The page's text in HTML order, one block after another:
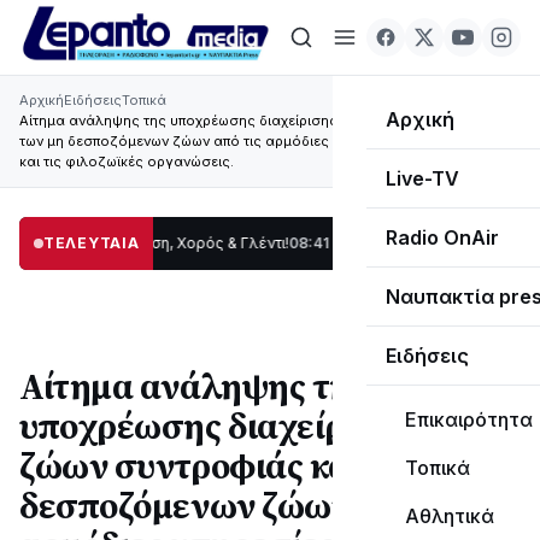
Αρχική
Live-TV
Radio OnAir
Ναυπακτία
Ειδήσεις
Επικαιρότητα
Τοπικά
Αθλητικά
ΑρχικήΕιδήσειςΤοπικά
Αίτημα ανάληψης της υποχρέωσης διαχείρισης των ζώων συντροφιάς και
των μη δεσποζόμενων ζώων από τις αρμόδιες υπηρεσίες των Υπουργείων
και τις φιλοζωϊκές οργανώσεις.
ΤΕΛΕΥΤΑΙΑ
Παράδοση, Χορός & Γλέντι!08:41 ΤΟ ΠΑΡΤΥ ΣΥΝΕΧΙΖΕΤΑΙ…19:47
Αίτημα ανάληψης της
υποχρέωσης διαχείρισης των
ζώων συντροφιάς και των μη
δεσποζόμενων ζώων από τις